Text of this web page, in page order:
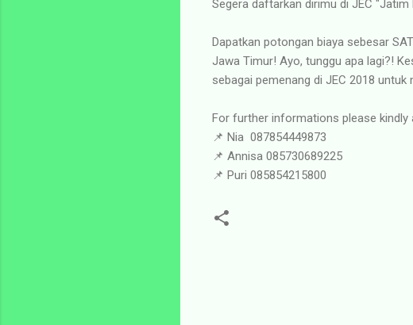
Segera daftarkan dirimu di JEC
Dapatkan potongan biaya sebesar
Jawa Timur! Ayo, tunggu apa lagi?!
sebagai pemenang di JEC 2018
For further informations please
📌 Nia 087854449873
📌 Annisa 085730689225
📌 Puri 085854215800